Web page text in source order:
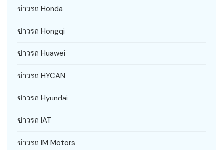
ข่าวรถ Honda
ข่าวรถ Hongqi
ข่าวรถ Huawei
ข่าวรถ HYCAN
ข่าวรถ Hyundai
ข่าวรถ IAT
ข่าวรถ IM Motors